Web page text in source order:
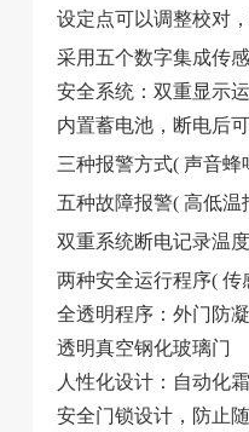
设定点可以调整校对
采用五个数字集成传
安全系统：双重显示
内置蓄电池，断电后
三种报警方式( 声音
五种故障报警( 高低
双重系统断电记录温
两种安全运行程序(
全透明程序：外门防
透明真空钢化玻璃门
人性化设计：自动化
安全门锁设计，防止